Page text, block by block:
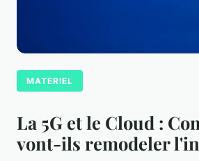
MATERIEL
La 5G et le Cloud :
vont-ils remodeler